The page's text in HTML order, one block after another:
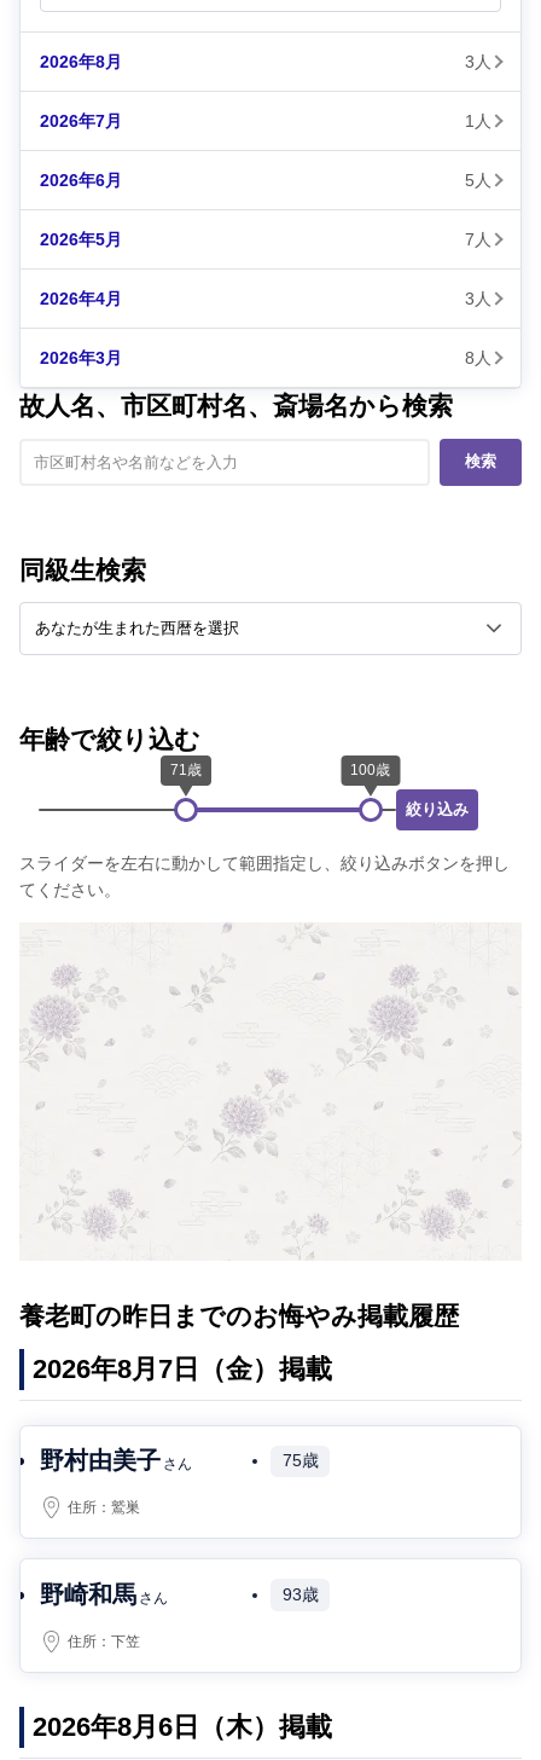
2026年8月 3人
2026年7月 1人
2026年6月 5人
2026年5月 7人
2026年4月 3人
2026年3月 8人
故人名、市区町村名、斎場名から検索
検索
同級生検索
年齢で絞り込む
絞り込み
スライダーを左右に動かして範囲指定し、絞り込みボタンを押し
てください。
養老町の昨日までのお悔やみ掲載履歴
2026年8月7日（金）掲載
野村由美子 さん 75歳
住所：鷲巣
野崎和馬 さん 93歳
住所：下笠
2026年8月6日（木）掲載